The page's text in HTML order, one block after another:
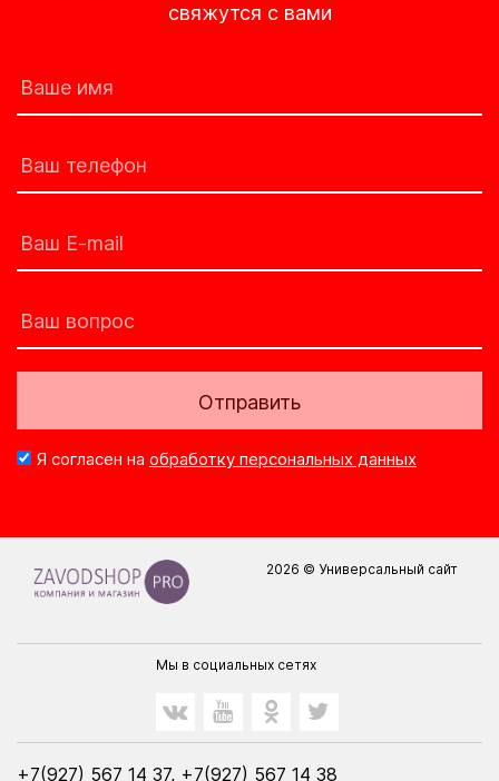
свяжутся с вами
Отправить
Я согласен на обработку персональных данных
2026 © Универсальный сайт
Мы в социальных сетях
+7(927) 567 14 37, +7(927) 567 14 38